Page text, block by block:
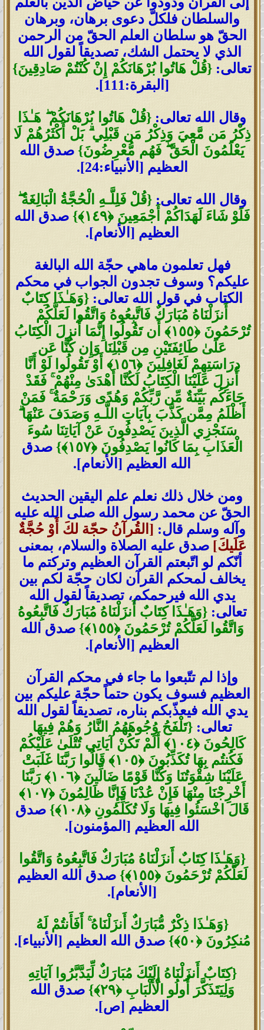
والسلطان فلكلّ دعوى برهان، وبرهان
الحقّ هو سلطان العلم الحقّ من الرحمن
الذي لا يحتمل الشك، تصديقاً لقول الله
تعالى: {قُلْ هَاتُوا بُرْهَانَكُمْ إِنْ كُنْتُمْ صَادِقِينَ}
[البقرة:111].
وقال الله تعالى: {قُلْ هَاتُوا بُرْهَانَكُمْ ۖ هَـٰذَا
ذِكْرُ مَن مَّعِيَ وَذِكْرُ مَن قَبْلِي ۗ بَلْ أَكْثَرُهُمْ لَا
يَعْلَمُونَ الْحَقَّ ۖ فَهُم مُّعْرِضُونَ} صدق الله
العظيم [الأنبياء:24].
وقال الله تعالى:{قُلْ فَلِلَّـهِ الْحُجَّةُ الْبَالِغَةُۖ
فَلَوْ شَاءَ لَهَدَاكُمْ أَجْمَعِينَ ﴿١٤٩﴾} صدق الله
العظيم [الأنعام].
فهل تعلمون ماهي حجّة الله البالغة
عليكم؟ وسوف تجدون الجواب في محكم
الكتاب في قول الله تعالى: {وَهَـٰذَا كِتَابٌ
أَنزَلْنَاهُ مُبَارَكٌ فَاتَّبِعُوهُ وَاتَّقُوا لَعَلَّكُمْ
تُرْحَمُونَ﴿١٥٥﴾ أَن تَقُولُوا إِنَّمَا أُنزِلَ الْكِتَابُ
عَلَىٰ طَائِفَتَيْنِ مِن قَبْلِنَا وَإِن كُنَّا عَن
دِرَاسَتِهِمْ لَغَافِلِينَ﴿١٥٦﴾ أَوْ تَقُولُوا لَوْ أَنَّا
أُنزِلَ عَلَيْنَا الْكِتَابُ لَكُنَّا أَهْدَىٰ مِنْهُمْۚ فَقَدْ
جَاءَكُم بَيِّنَةٌ مِّن رَّبِّكُمْ وَهُدًى وَرَحْمَةٌۚ فَمَنْ
أَظْلَمُ مِمَّن كَذَّبَ بِآيَاتِ اللَّـهِ وَصَدَفَ عَنْهَاۗ
سَنَجْزِي الَّذِينَ يَصْدِفُونَ عَنْ آيَاتِنَا سُوءَ
الْعَذَابِ بِمَا كَانُوا يَصْدِفُونَ﴿١٥٧﴾}صدق
الله العظيم [الأنعام].
ومن خلال ذلك نعلم علم اليقين الحديث
الحقّ عن محمد رسول الله صلى الله عليه
وآله وسلم قال: [القُرآنُ حجّة لكَ أَوْ حُجَّةٌ
عَلَيكَ]صدق عليه الصلاة والسلام، بمعنى
أنّكم لو اتّبعتم القرآن العظيم وتركتم ما
يخالف لمحكم القرآن لكان حجّة لكم بين
يدي الله فيرحمكم، تصديقاً لقول الله
تعالى:{وَهَـٰذَا كِتَابٌ أَنزَلْنَاهُ مُبَارَكٌ فَاتَّبِعُوهُ
وَاتَّقُوا لَعَلَّكُمْ تُرْحَمُونَ﴿١٥٥﴾} صدق الله
العظيم [الأنعام].
وإذا لم تتّبعوا ما جاء في محكم القرآن
العظيم فسوف يكون حتماً حجّة عليكم بين
يدي الله فيعذّبكم بناره، تصديقاً لقول الله
تعالى:{تَلْفَحُ وُجُوهَهُمُ النَّارُ وَهُمْ فِيهَا
كَالِحُونَ ﴿١٠٤﴾ أَلَمْ تَكُنْ آيَاتِي تُتْلَىٰ عَلَيْكُمْ
فَكُنتُم بِهَا تُكَذِّبُونَ﴿١٠٥﴾قَالُوا رَبَّنَا غَلَبَتْ
عَلَيْنَا شِقْوَتُنَا وَكُنَّا قَوْمًا ضَالِّينَ﴿١٠٦﴾رَبَّنَا
أَخْرِجْنَا مِنْهَا فَإِنْ عُدْنَا فَإِنَّا ظَالِمُونَ﴿١٠٧﴾
قَالَ اخْسَئُوا فِيهَا وَلَا تُكَلِّمُونِ ﴿١٠٨﴾} صدق
الله العظيم [المؤمنون].
{وَهَـٰذَا كِتَابٌ أَنزَلْنَاهُ مُبَارَكٌ فَاتَّبِعُوهُ وَاتَّقُوا
لَعَلَّكُمْ تُرْحَمُونَ﴿١٥٥﴾} صدق الله العظيم
[الأنعام].
{وَهَـٰذَا ذِكْرٌ مُّبَارَكٌ أَنزَلْنَاهُۚ أَفَأَنتُمْ لَهُ
مُنكِرُونَ﴿٥٠﴾} صدق الله العظيم [الأنبياء].
{كِتَابٌ أَنزَلْنَاهُ إِلَيْكَ مُبَارَكٌ لِّيَدَّبَّرُوا آيَاتِهِ
وَلِيَتَذَكَّرَ أُولُو الْأَلْبَابِ﴿٢٩﴾} صدق الله
العظيم [ص].